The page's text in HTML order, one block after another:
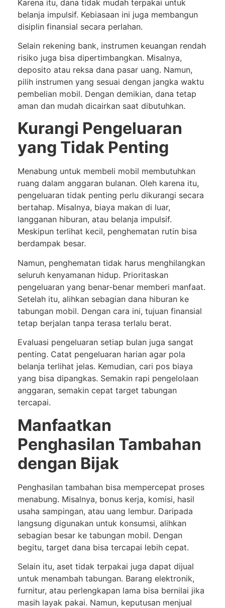
Karena itu, dana tidak mudah terpakai untuk
belanja impulsif. Kebiasaan ini juga membangun
disiplin finansial secara perlahan.
Selain rekening bank, instrumen keuangan rendah
risiko juga bisa dipertimbangkan. Misalnya,
deposito atau reksa dana pasar uang. Namun,
pilih instrumen yang sesuai dengan jangka waktu
pembelian mobil. Dengan demikian, dana tetap
aman dan mudah dicairkan saat dibutuhkan.
Kurangi Pengeluaran
yang Tidak Penting
Menabung untuk membeli mobil membutuhkan
ruang dalam anggaran bulanan. Oleh karena itu,
pengeluaran tidak penting perlu dikurangi secara
bertahap. Misalnya, biaya makan di luar,
langganan hiburan, atau belanja impulsif.
Meskipun terlihat kecil, penghematan rutin bisa
berdampak besar.
Namun, penghematan tidak harus menghilangkan
seluruh kenyamanan hidup. Prioritaskan
pengeluaran yang benar-benar memberi manfaat.
Setelah itu, alihkan sebagian dana hiburan ke
tabungan mobil. Dengan cara ini, tujuan finansial
tetap berjalan tanpa terasa terlalu berat.
Evaluasi pengeluaran setiap bulan juga sangat
penting. Catat pengeluaran harian agar pola
belanja terlihat jelas. Kemudian, cari pos biaya
yang bisa dipangkas. Semakin rapi pengelolaan
anggaran, semakin cepat target tabungan
tercapai.
Manfaatkan
Penghasilan Tambahan
dengan Bijak
Penghasilan tambahan bisa mempercepat proses
menabung. Misalnya, bonus kerja, komisi, hasil
usaha sampingan, atau uang lembur. Daripada
langsung digunakan untuk konsumsi, alihkan
sebagian besar ke tabungan mobil. Dengan
begitu, target dana bisa tercapai lebih cepat.
Selain itu, aset tidak terpakai juga dapat dijual
untuk menambah tabungan. Barang elektronik,
furnitur, atau perlengkapan lama bisa bernilai jika
masih layak pakai. Namun, keputusan menjual